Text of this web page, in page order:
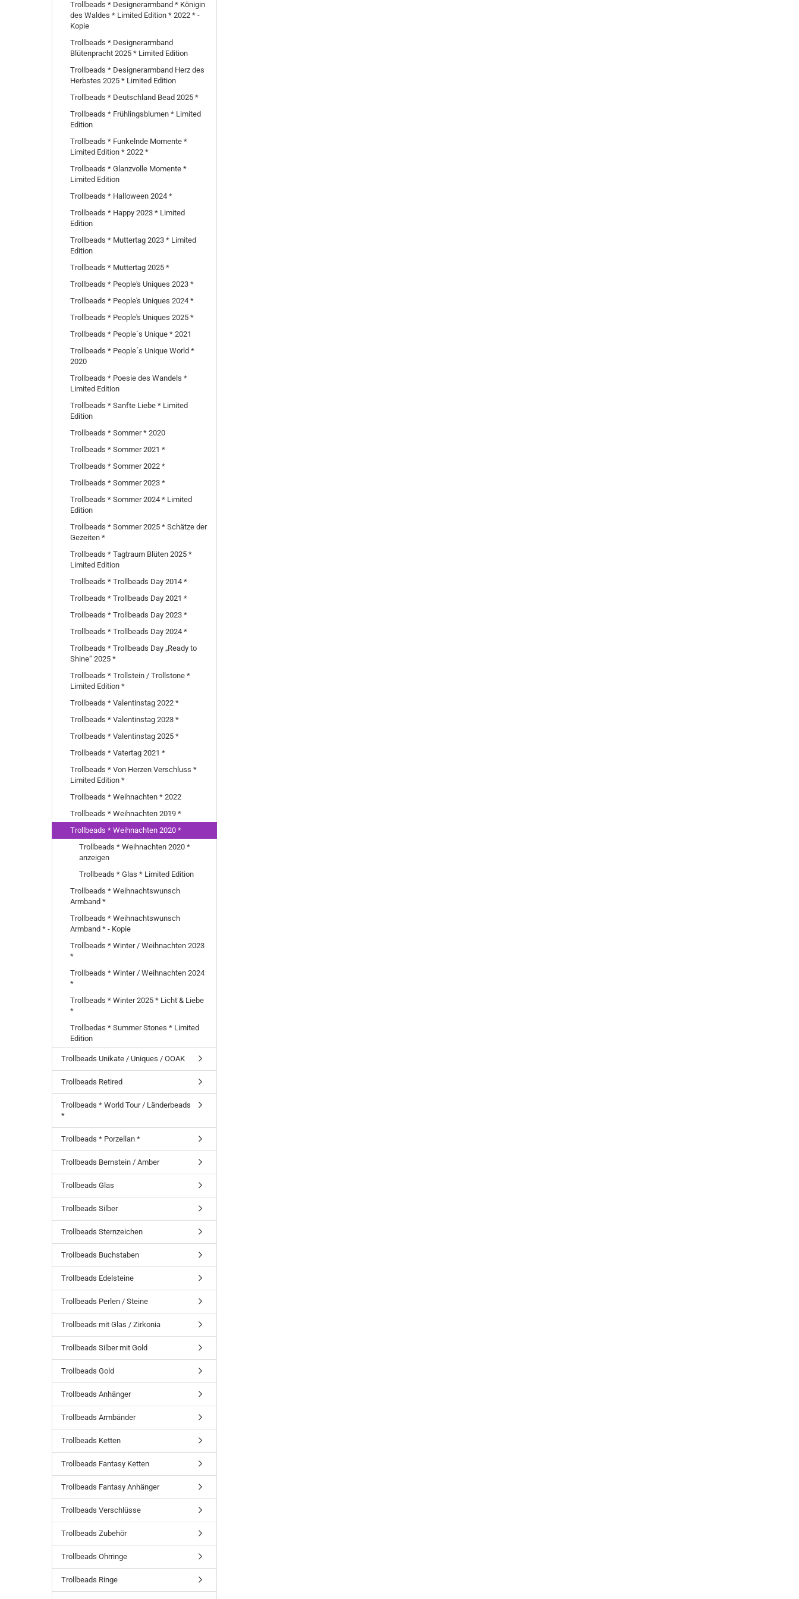
Trollbeads * Designerarmband * Königin
des Waldes * Limited Edition * 2022 * -
Kopie
Trollbeads * Designerarmband
Blütenpracht 2025 * Limited Edition
Trollbeads * Designerarmband Herz des
Herbstes 2025 * Limited Edition
Trollbeads * Deutschland Bead 2025 *
Trollbeads * Frühlingsblumen * Limited
Edition
Trollbeads * Funkelnde Momente *
Limited Edition * 2022 *
Trollbeads * Glanzvolle Momente *
Limited Edition
Trollbeads * Halloween 2024 *
Trollbeads * Happy 2023 * Limited
Edition
Trollbeads * Muttertag 2023 * Limited
Edition
Trollbeads * Muttertag 2025 *
Trollbeads * People's Uniques 2023 *
Trollbeads * People's Uniques 2024 *
Trollbeads * People's Uniques 2025 *
Trollbeads * People´s Unique * 2021
Trollbeads * People´s Unique World *
2020
Trollbeads * Poesie des Wandels *
Limited Edition
Trollbeads * Sanfte Liebe * Limited
Edition
Trollbeads * Sommer * 2020
Trollbeads * Sommer 2021 *
Trollbeads * Sommer 2022 *
Trollbeads * Sommer 2023 *
Trollbeads * Sommer 2024 * Limited
Edition
Trollbeads * Sommer 2025 * Schätze der
Gezeiten *
Trollbeads * Tagtraum Blüten 2025 *
Limited Edition
Trollbeads * Trollbeads Day 2014 *
Trollbeads * Trollbeads Day 2021 *
Trollbeads * Trollbeads Day 2023 *
Trollbeads * Trollbeads Day 2024 *
Trollbeads * Trollbeads Day „Ready to
Shine“ 2025 *
Trollbeads * Trollstein / Trollstone *
Limited Edition *
Trollbeads * Valentinstag 2022 *
Trollbeads * Valentinstag 2023 *
Trollbeads * Valentinstag 2025 *
Trollbeads * Vatertag 2021 *
Trollbeads * Von Herzen Verschluss *
Limited Edition *
Trollbeads * Weihnachten * 2022
Trollbeads * Weihnachten 2019 *
Trollbeads * Weihnachten 2020 *
Trollbeads * Weihnachten 2020 *
anzeigen
Trollbeads * Glas * Limited Edition
Trollbeads * Weihnachtswunsch
Armband *
Trollbeads * Weihnachtswunsch
Armband * - Kopie
Trollbeads * Winter / Weihnachten 2023
*
Trollbeads * Winter / Weihnachten 2024
*
Trollbeads * Winter 2025 * Licht & Liebe
*
Trollbedas * Summer Stones * Limited
Edition
Trollbeads Unikate / Uniques / OOAK
Trollbeads Retired
Trollbeads * World Tour / Länderbeads
*
Trollbeads * Porzellan *
Trollbeads Bernstein / Amber
Trollbeads Glas
Trollbeads Silber
Trollbeads Sternzeichen
Trollbeads Buchstaben
Trollbeads Edelsteine
Trollbeads Perlen / Steine
Trollbeads mit Glas / Zirkonia
Trollbeads Silber mit Gold
Trollbeads Gold
Trollbeads Anhänger
Trollbeads Armbänder
Trollbeads Ketten
Trollbeads Fantasy Ketten
Trollbeads Fantasy Anhänger
Trollbeads Verschlüsse
Trollbeads Zubehör
Trollbeads Ohrringe
Trollbeads Ringe